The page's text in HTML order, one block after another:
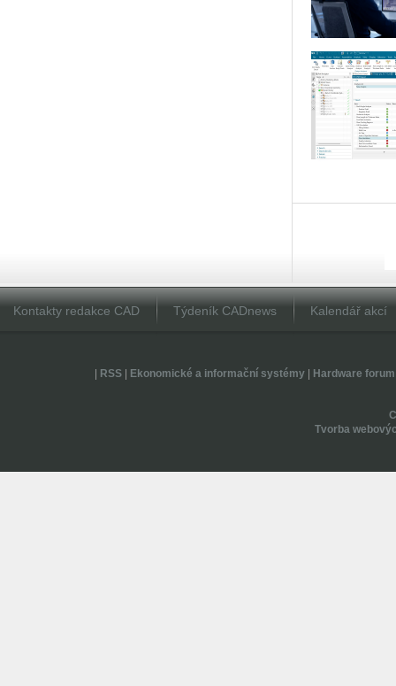
Kontakty redakce CAD Týdeník CADnews Kalendář akcí
RSS| Ekonomické a informační systémy| Hardware forum
Tvorba